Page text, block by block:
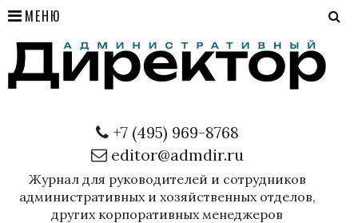
МЕНЮ
+7 (495) 969-8768
editor@admdir.ru
Журнал для руководителей и сотрудников
административных и хозяйственных отделов,
других корпоративных менеджеров